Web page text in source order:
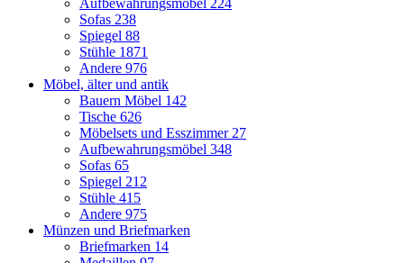
Sofas 238
Spiegel 88
Stühle 1871
Andere 976
Möbel, älter und antik
Bauern Möbel 142
Tische 626
Möbelsets und Esszimmer 27
Aufbewahrungsmöbel 348
Sofas 65
Spiegel 212
Stühle 415
Andere 975
Münzen und Briefmarken
Briefmarken 14